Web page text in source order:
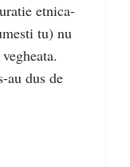
etnica-
tu) nu
au dus de